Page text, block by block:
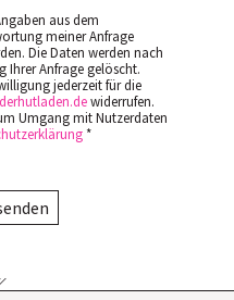
aus dem
meiner Anfrage
Die Daten werden nach
Ihrer Anfrage gelöscht.
jederzeit für die
derhutladen dewiderrufen.
Umgang mit Nutzerdaten
*